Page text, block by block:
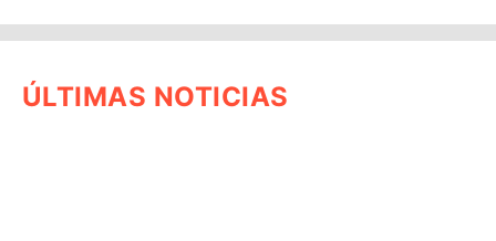
ÚLTIMAS NOTICIAS